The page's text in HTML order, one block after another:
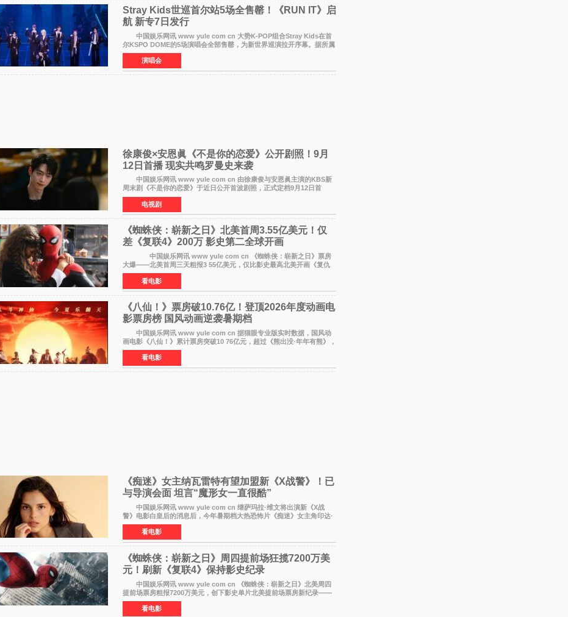
Stray Kids世巡首尔站5场全售罄！《RUN IT》启
航 新专7日发行
中国娱乐网讯 www yule com cn 大势K-POP组合Stray Kids在首
尔KSPO DOME的5场演唱会全部售罄，为新世界巡演拉开序幕。据所属
社JYP娱乐透露，Stray Kids于上月25至26日、29日及本月1至2日
演唱会
徐康俊×安恩眞《不是你的恋爱》公开剧照！9月
12日首播 现实共鸣罗曼史来袭
中国娱乐网讯 www yule com cn 由徐康俊与安恩眞主演的KBS新
周末剧《不是你的恋爱》于近日公开首波剧照，正式定档9月12日首
播。 剧照中，徐康俊与安恩眞并肩而坐，眼神中流露出复杂而微
电视剧
《蜘蛛侠：崭新之日》北美首周3.55亿美元！仅
差《复联4》200万 影史第二全球开画
中国娱乐网讯 www yule com cn 《蜘蛛侠：崭新之日》票房
大爆——北美首周三天粗报3 55亿美元，仅比影史最高北美开画《复仇
者联盟4：终局之战》的3 571亿美元少200万出头，精报调整后仍
看电影
《八仙！》票房破10.76亿！登顶2026年度动画电
影票房榜 国风动画逆袭暑期档
中国娱乐网讯 www yule com cn 据猫眼专业版实时数据，国风动
画电影《八仙！》累计票房突破10 76亿元，超过《熊出没·年年有熊》，
暂列2026年度动画影片票房榜冠军。该片自暑期档登陆院线以
看电影
《痴迷》女主纳瓦雷特有望加盟新《X战警》！已
与导演会面 坦言“魔形女一直很酷”
中国娱乐网讯 www yule com cn 继萨玛拉·维文将出演新《X战
警》电影白皇后的消息后，今年暑期档大热恐怖片《痴迷》女主角印达·
纳瓦雷特也有望加盟这部备受瞩目的漫威新作——目前还处于有
看电影
《蜘蛛侠：崭新之日》周四提前场狂揽7200万美
元！刷新《复联4》保持影史纪录
中国娱乐网讯 www yule com cn 《蜘蛛侠：崭新之日》北美周四
提前场票房粗报7200万美元，创下影史单片北美提前场票房新纪录——
此前该纪录由《复仇者联盟4：终局之战》的6000万美元保持，本
看电影